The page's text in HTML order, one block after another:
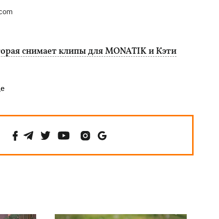
снимает клипы для MONATIK и Кэти